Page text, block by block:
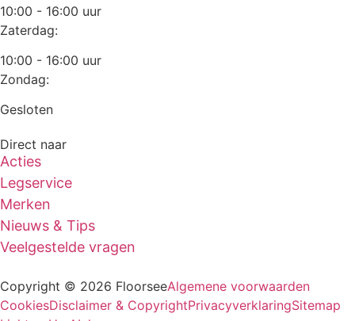
10:00 - 16:00 uur
Zaterdag:
10:00 - 16:00 uur
Zondag:
Gesloten
Direct naar
Acties
Legservice
Merken
Nieuws & Tips
Veelgestelde vragen
Copyright © 2026 FloorseeAlgemene voorwaarden
CookiesDisclaimer & CopyrightPrivacyverklaringSitemap